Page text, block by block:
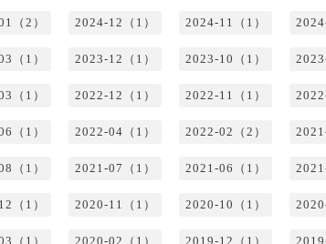
（2） 2024-12（1） 2024-11（1）
（1） 2023-12（1） 2023-10（1）
（1） 2022-12（1） 2022-11（1）
（1） 2022-04（1） 2022-02（2）
（1） 2021-07（1） 2021-06（1）
（1） 2020-11（1） 2020-10（1）
（1） 2020-02（1） 2019-12（1）